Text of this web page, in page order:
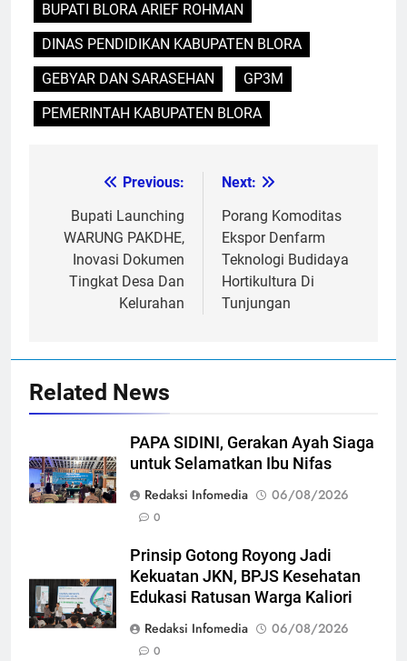
BUPATI BLORA ARIEF ROHMAN
DINAS PENDIDIKAN KABUPATEN BLORA
GEBYAR DAN SARASEHAN
GP3M
PEMERINTAH KABUPATEN BLORA
navigation
Previous:
Bupati Launching
WARUNG PAKDHE,
Inovasi Dokumen
Tingkat Desa Dan
Kelurahan
Next:
Porang Komoditas
Ekspor Denfarm
Teknologi Budidaya
Hortikultura Di
Tunjungan
Related News
PAPA SIDINI, Gerakan Ayah Siaga
untuk Selamatkan Ibu Nifas
Redaksi Infomedia
06/08/2026
0
Prinsip Gotong Royong Jadi
Kekuatan JKN, BPJS Kesehatan
Edukasi Ratusan Warga Kaliori
Redaksi Infomedia
06/08/2026
0